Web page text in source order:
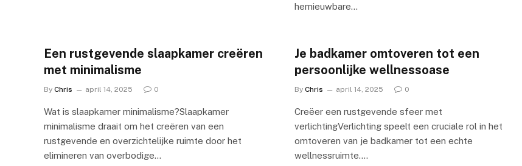
hernieuwbare…
Een rustgevende slaapkamer creëren
met minimalisme
By Chris april 14, 2025 0
Wat is slaapkamer minimalisme?Slaapkamer
minimalisme draait om het creëren van een
rustgevende en overzichtelijke ruimte door het
elimineren van overbodige…
Je badkamer omtoveren tot een
persoonlijke wellnessoase
By Chris april 14, 2025 0
Creëer een rustgevende sfeer met
verlichtingVerlichting speelt een cruciale rol in het
omtoveren van je badkamer tot een echte
wellnessruimte.…